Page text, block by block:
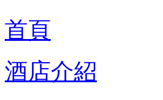
首頁
酒店介紹